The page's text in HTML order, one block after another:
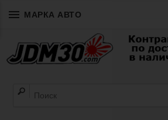
МАРКА АВТО